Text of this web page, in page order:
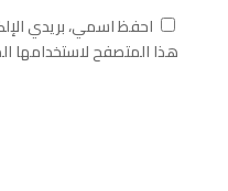
احفظ اسمي، بريدي
هذا المتصفح لاستخدامها